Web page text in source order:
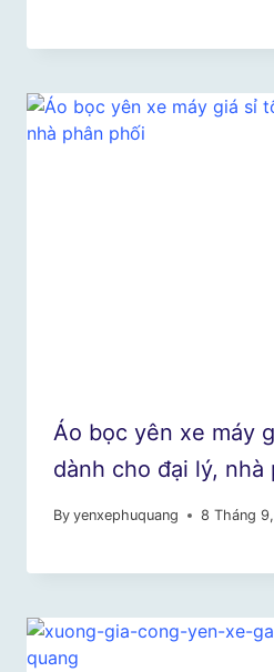
Áo bọc yên xe máy
dành cho đại lý, nhà
By yenxephuquang 8 Tháng